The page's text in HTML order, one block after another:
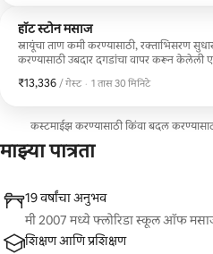
हॉट स्टोन मसाज
स्नायूंचा ताण कमी करण्यासाठी, रक्ताभिसरण
करण्यासाठी उबदार दगडांचा वापर करून
देण्यासाठी योग्य.
₹13,336 / गेस्ट
₹13,336 प्रति गेस्ट
, · 1 तास 30 मिनिटे
कस्टमाईझ करण्यासाठी किंवा बदल
माझ्या पात्रता
19 वर्षांचा अनुभव
मी 2007 मध्ये फ्लोरिडा स्कूल ऑफ
शिक्षण आणि प्रशिक्षण